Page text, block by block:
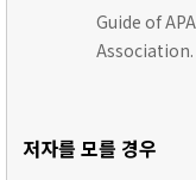
Guide of
Association.
저자를 모를 경우